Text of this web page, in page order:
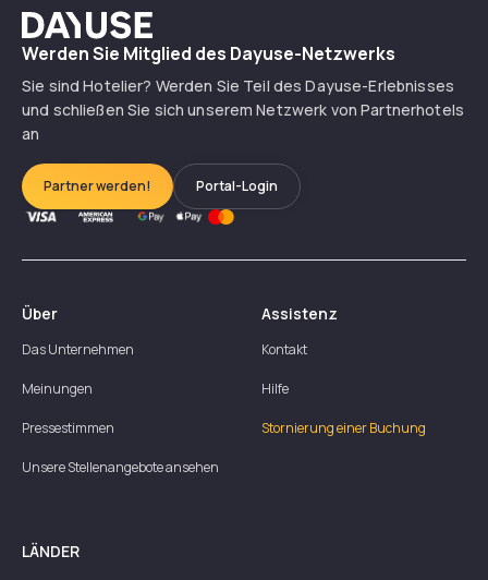
Dayuse
Werden Sie Mitglied des Dayuse-Netzwerks
Sie sind Hotelier? Werden Sie Teil des Dayuse-Erlebnisses
und schließen Sie sich unserem Netzwerk von Partnerhotels
an
Partner werden! Portal-Login
Über
Das Unternehmen
Meinungen
Pressestimmen
Unsere Stellenangebote ansehen
Assistenz
Kontakt
Hilfe
Stornierung einer Buchung
LÄNDER